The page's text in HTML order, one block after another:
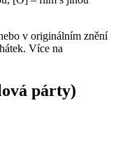
v originálním znění
Více na
párty)